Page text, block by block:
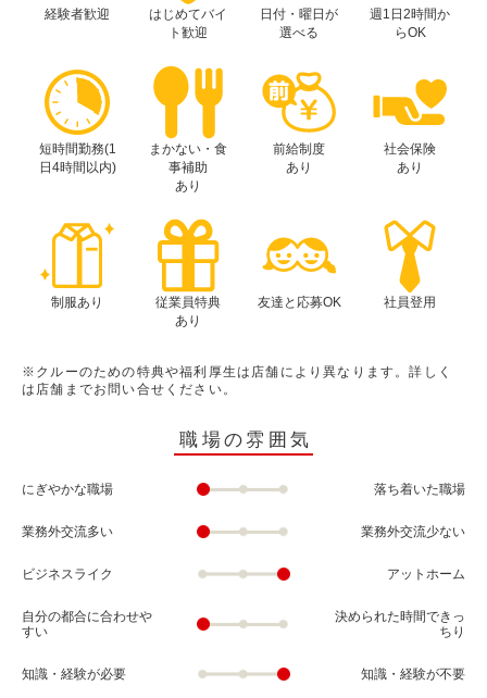
経験者歓迎
はじめてバイ
ト歓迎
日付・曜日が
選べる
週1日2時間か
らOK
短時間勤務(1
日4時間以内)
まかない・食
事補助
あり
前給制度
あり
社会保険
あり
制服あり
従業員特典
あり
友達と応募OK 社員登用
※クルーのための特典や福利厚生は店舗により異なります。詳しく
は店舗までお問い合せください。
職場の雰囲気
にぎやかな職場 落ち着いた職場
業務外交流多い 業務外交流少ない
ビジネスライク アットホーム
自分の都合に合わせや
すい
決められた時間できっ
ちり
知識・経験が必要 知識・経験が不要